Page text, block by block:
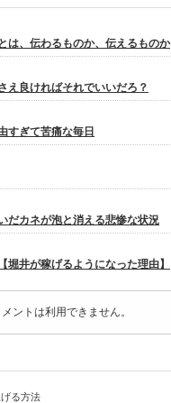
カ
ラ
転
最
初
利
益
は
は、伝わるものか、伝えるものか
え良ければそれでいいだろ？
すぎて苦痛な毎日
だカネが泡と消える悲惨な状況
堀井が稼げるようになった理由】
メントは利用できません。
る方法